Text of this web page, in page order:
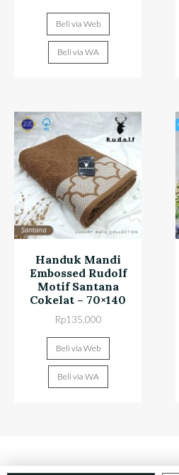
Beli via Web
Beli via WA
Handuk Mandi
Embossed Rudolf
Motif Santana
Cokelat – 70×140
Rp135.000
Beli via Web
Beli via WA
@ Butik Ceria